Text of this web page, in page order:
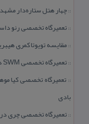
::چهار هتل‌ ستاره‌دار مشهد با فاصله
:: تعمیرگاه تخصصی رنو داستر در مشهد | ۱۰
:: مقایسه تویوتا كمری
:: تعمیرگاه تخصصی SWM در مشهد | تعمیر موتور، گیربكس و عیب‌یابی برق
:: تعمیرگاه تخصصی كیا
بادی
:: تعمیرگاه تخصصی چری در مشهد | ۱۰ سال